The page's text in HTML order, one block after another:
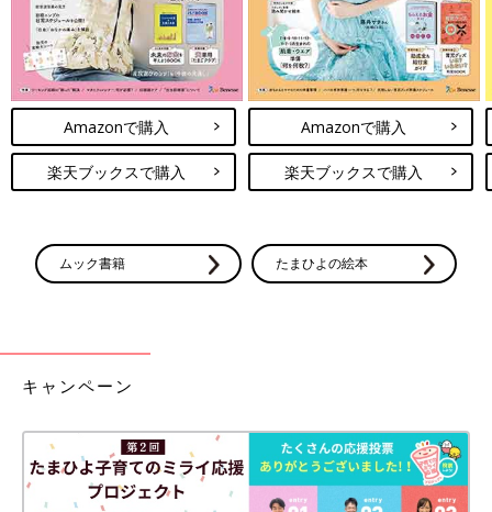
Amazonで購入
楽天ブックスで購入
Amazonで購入
楽天ブックスで購入
ムック書籍 たまひよの絵本
キャンペーン